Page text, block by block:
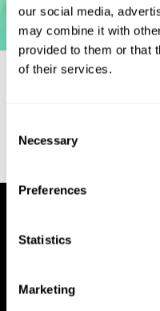
our social media,
may combine it with
provided to them or that
of their services.
Selection
Necessary
Preferences
Statistics
Marketing
Woodcock, R. W.